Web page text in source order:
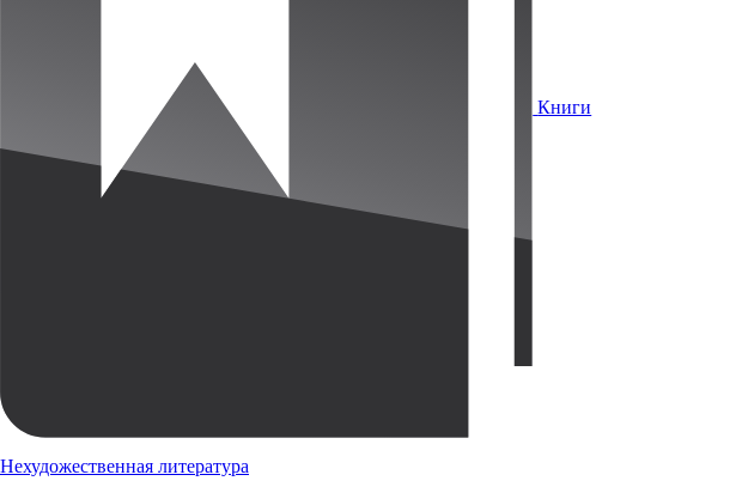
Книги
Нехудожественная литература